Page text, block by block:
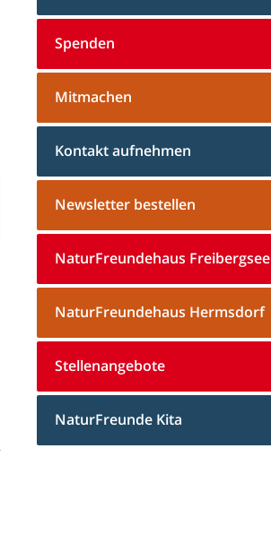
Spenden
Mitmachen
Kontakt aufnehmen
Newsletter bestellen
NaturFreundehaus Freibergsee
NaturFreundehaus Hermsdorf
Stellenangebote
NaturFreunde Kita